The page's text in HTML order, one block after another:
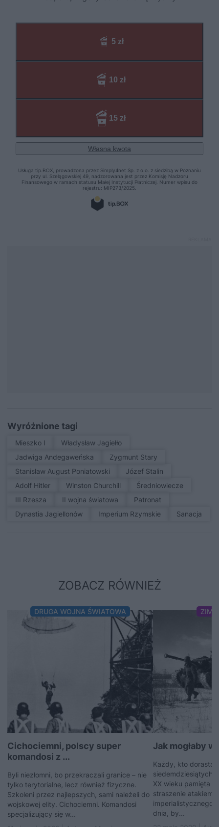
Wyróżnione tagi
Mieszko I
Władysław Jagiełło
Jadwiga Andegaweńska
Zygmunt Stary
Stanisław August Poniatowski
Józef Stalin
Adolf Hitler
Winston Churchill
średniowiecze
III Rzesza
II wojna światowa
patronat
Dynastia Jagiellonów
Imperium Rzymskie sanacja
ZOBACZ RÓWNIEŻ
DRUGA WOJNA ŚWIATOWA
Cichociemni, polscy super
komandosi z ...
Byli niezłomni, bo przekraczali granice – nie
tylko terytorialne, lecz również fizyczne.
Szkoleni przez najlepszych, sami należeli do
wojskowej elity. Cichociemni. Komandosi
specjalizujący się w...
Jak mogłaby
Każdy, kto dorastał
siedemdziesiątych
XX wieku pamięta
straszenie atakiem
imperialistycznego
dnia, by...